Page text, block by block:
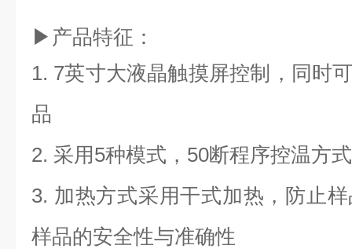
▶产品特征：
1. 7英寸大液晶触摸屏控制，同时
品
2. 采用5种模式， 50断程序控温方
3. 加热方式采用干式加热，防止
样品的安全性与准确性